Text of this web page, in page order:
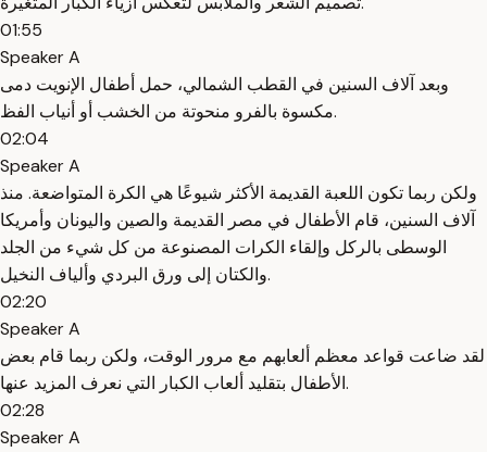
01:55
Speaker A
وبعد آلاف السنين في القطب الشمالي، حمل أطفال الإنويت دمى
مكسوة بالفرو منحوتة من الخشب أو أنياب الفظ.
02:04
Speaker A
ولكن ربما تكون اللعبة القديمة الأكثر شيوعًا هي الكرة المتواضعة. منذ
آلاف السنين، قام الأطفال في مصر القديمة والصين واليونان وأمريكا
الوسطى بالركل وإلقاء الكرات المصنوعة من كل شيء من الجلد
والكتان إلى ورق البردي وألياف النخيل.
02:20
Speaker A
لقد ضاعت قواعد معظم ألعابهم مع مرور الوقت، ولكن ربما قام بعض
الأطفال بتقليد ألعاب الكبار التي نعرف المزيد عنها.
02:28
Speaker A